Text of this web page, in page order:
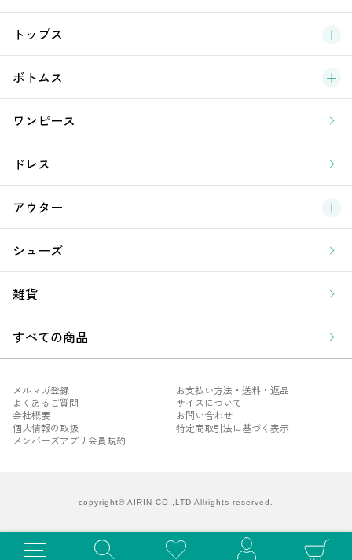
ブ
新
ラ
ア
トップス
ボトムス
ワンピース
ドレス
アウター
シューズ
雑貨
すべての商品
メルマガ登録
お支払い方法・送料・返品
よくあるご質問
サイズについて
会社概要
お問い合わせ
個人情報の取扱
特定商取引法に基づく表示
メンバーズアプリ会員規約
copyright© AIRIN CO.,LTD Allrights reserved.